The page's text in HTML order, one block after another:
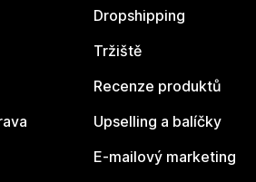
Dropshipping
Tržiště
Recenze produktů
Upselling a balíčky
E-mailový marketing